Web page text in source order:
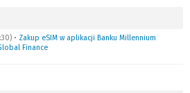
• Zakup eSIM w aplikacji Banku Millennium
Finance